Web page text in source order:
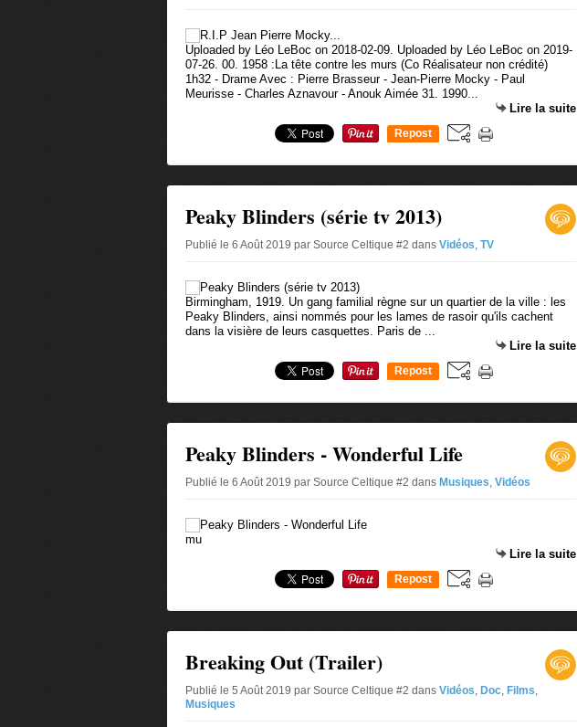
Uploaded by Léo LeBoc on 2018-02-09. Uploaded by Léo LeBoc on 2019-
07-26. 00. 1958 :La tête contre les murs (Co Réalisateur non crédité)
1h32 - Drame Avec : Pierre Brasseur - Jean-Pierre Mocky - Paul
Meurisse - Charles Aznavour - Anouk Aimée 31. 1990...
Lire la suite
Repost
Peaky Blinders (série tv 2013)
Publié le 6 Août 2019 par Source Celtique #2 dans Vidéos, TV
Birmingham, 1919. Un gang familial règne sur un quartier de la ville : les
Peaky Blinders, ainsi nommés pour les lames de rasoir qu'ils cachent
dans la visière de leurs casquettes. Paris de ...
Lire la suite
Repost
Peaky Blinders - Wonderful Life
Publié le 6 Août 2019 par Source Celtique #2 dans Musiques, Vidéos
mu
Lire la suite
Repost
Breaking Out (Trailer)
Publié le 5 Août 2019 par Source Celtique #2 dans Vidéos, Doc, Films,
Musiques